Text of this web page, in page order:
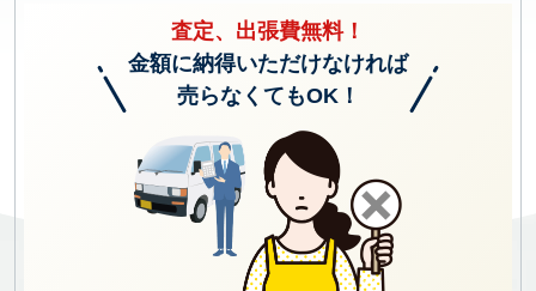
査定、出張費無料！
金額に納得いただけなければ
売らなくてもOK！